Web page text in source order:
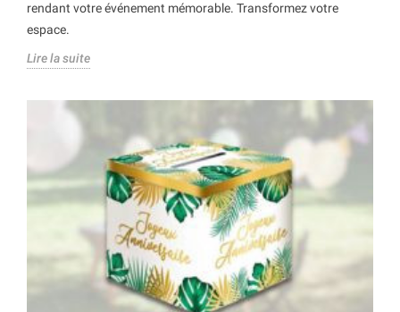
rendant votre événement mémorable. Transformez votre
espace.
Lire la suite